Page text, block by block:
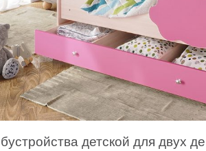
детской для двух